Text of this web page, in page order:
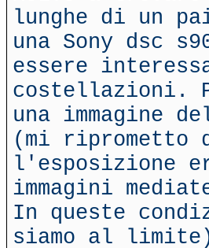
lunghe di un
una Sony dsc
essere
costellazioni.
una immagine
(mi riprometto
l'esposizione
immagini
In queste
siamo al